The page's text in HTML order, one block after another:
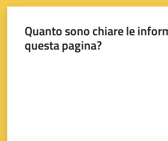
Quanto sono chiare le
questa pagina?